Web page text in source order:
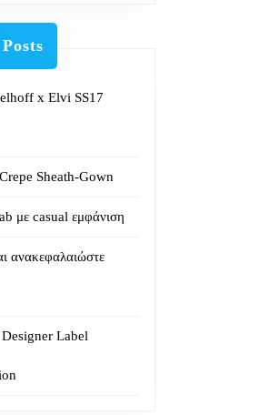
x Elvi SS17
Sheath-Gown
με casual εμφάνιση
ανακεφαλαιώστε
Label